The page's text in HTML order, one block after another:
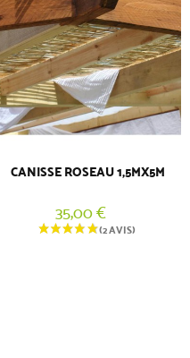
CANISSE ROSEAU 1,5MX5M
35,00 €